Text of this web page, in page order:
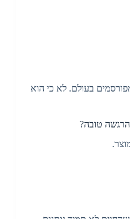
בעולם. לא כי הוא
טובה?